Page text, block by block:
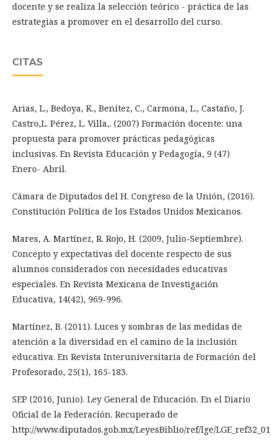
docente y se realiza la selección teórico - práctica de las
estrategias a promover en el desarrollo del curso.
CITAS
Arias, L., Bedoya, K., Benítez, C., Carmona, L., Castaño, J.
Castro,L. Pérez, L. Villa,. (2007) Formación docente: una
propuesta para promover prácticas pedagógicas
inclusivas. En Revista Educación y Pedagogía, 9 (47)
Enero- Abril.
Cámara de Diputados del H. Congreso de la Unión, (2016).
Constitución Política de los Estados Unidos Mexicanos.
Mares, A. Martínez, R. Rojo, H. (2009, Julio-Septiembre).
Concepto y expectativas del docente respecto de sus
alumnos considerados con necesidades educativas
especiales. En Revista Mexicana de Investigación
Educativa, 14(42), 969-996.
Martínez, B. (2011). Luces y sombras de las medidas de
atención a la diversidad en el camino de la inclusión
educativa. En Revista Interuniversitaria de Formación del
Profesorado, 25(1), 165-183.
SEP (2016, Junio). Ley General de Educación. En el Diario
Oficial de la Federación. Recuperado de
http://www.diputados.gob.mx/LeyesBiblio/ref/lge/